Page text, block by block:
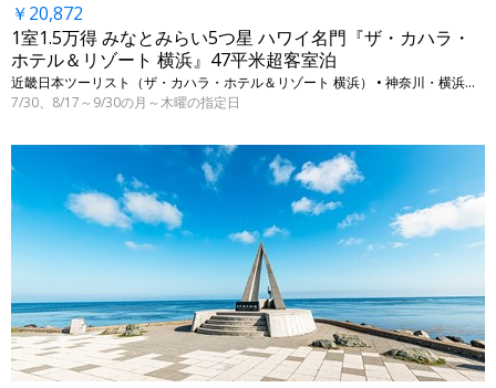
￥20,872
1室1.5万得 みなとみらい5つ星 ハワイ名門『ザ・カハラ・
ホテル＆リゾート 横浜』47平米超客室泊
近畿日本ツーリスト（ザ・カハラ・ホテル＆リゾート 横浜） • 神奈川・横浜（みなとみらい）
7/30、8/17～9/30の月～木曜の指定日